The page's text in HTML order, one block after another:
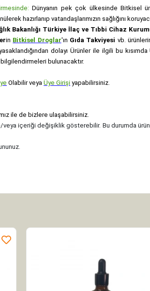
Dünyanın pek çok ülkesinde Bitkisel
hazırlanıp vatandaşlarımızın sağlığını
Bakanlığı Türkiye İlaç ve Tıbbi Cihaz
in Bitkisel Droglar'ın Gıda Takviyesi vb.
dolayı Ürünler ile ilgili bu
bilgilendirmeleri bulunacaktır.
Olabilir veyaÜye Girişi yapabilirsiniz.
ile de bizlere ulaşabilirsiniz.
içeriği değişiklik gösterebilir. Bu durumda